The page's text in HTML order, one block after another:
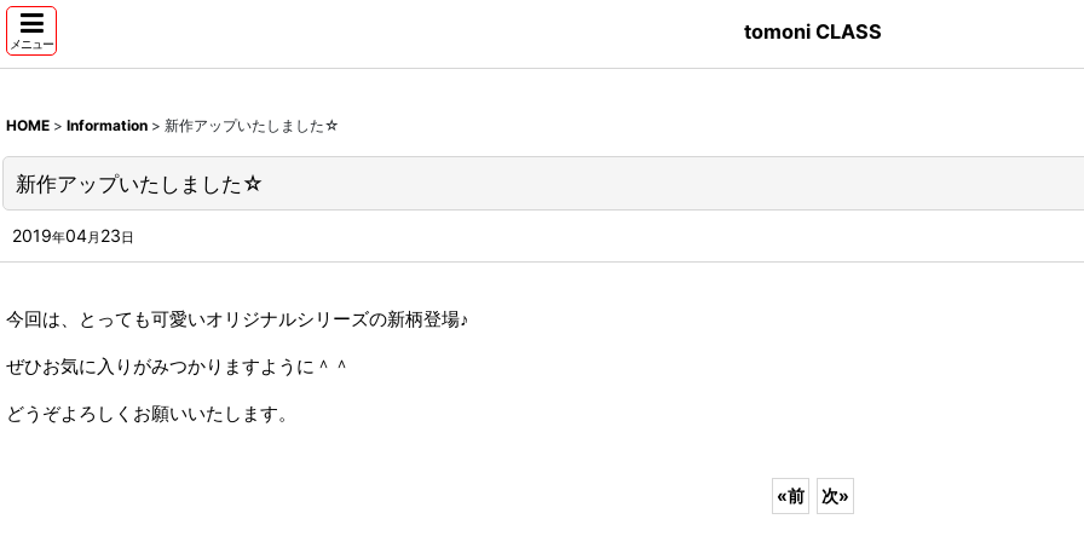
メニュー
tomoni CLASS
HOME > Information > 新作アップいたしました☆
新作アップいたしました☆
2019年04月 23日
今回は、とっても可愛いオリジナルシリーズの新柄登場♪
ぜひお気に入りがみつかりますように＾＾
どうぞよろしくお願いいたします。
«前 次»